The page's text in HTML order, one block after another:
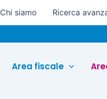
Chi siamo Ricerca
Area fiscale